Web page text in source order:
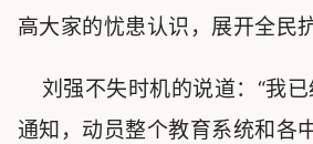
高大家的忧患认识，展开全民
刘强不失时机的说道：“我已
通知，动员整个教育系统和各